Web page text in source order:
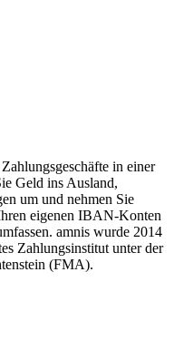
in einer
Geld ins Ausland,
um und nehmen Sie
eigenen IBAN-Konten
amnis wurde 2014
Zahlungsinstitut unter der
(FMA).